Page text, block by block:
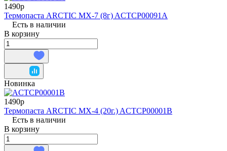
1490р
Термопаста ARCTIC MX-7 (8г) ACTCP00091A
Есть в наличии
В корзину
Новинка
1490р
Термопаста ARCTIC MX-4 (20г.) ACTCP00001B
Есть в наличии
В корзину